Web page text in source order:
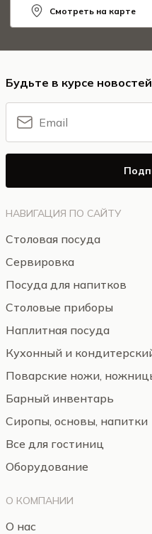
Смотреть на карте
НАВИГАЦИЯ ПО САЙТУ
Столовая посуда
Сервировка
Посуда для напитков
Столовые приборы
Наплитная посуда
Кухонный и
Поварские ножи,
Барный инвентарь
Сиропы, основы, напитки
Все для гостиниц
Оборудование
О КОМПАНИИ
О нас
Будьте в курсе